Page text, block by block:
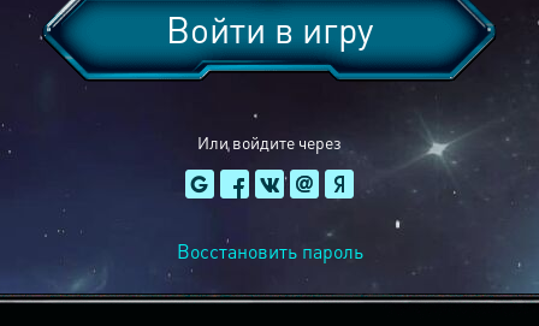
Или войдите через
Войти в игру
Восстановить пароль